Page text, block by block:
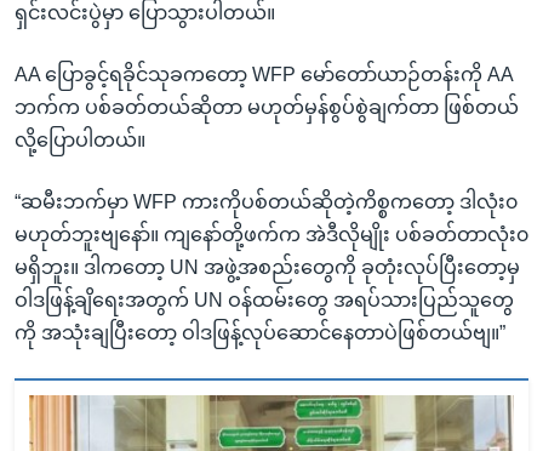
ရှင်းလင်းပွဲမှာ ပြောသွားပါတယ်။
AA ပြောခွင့်ရခိုင်သုခကတော့ WFP မော်တော်ယာဉ်တန်းကို AA
ဘက်က ပစ်ခတ်တယ်ဆိုတာ မဟုတ်မှန်စွပ်စွဲချက်တာ ဖြစ်တယ်
လို့ပြောပါတယ်။
“ဆမီးဘက်မှာ WFP ကားကိုပစ်တယ်ဆိုတဲ့ကိစ္စကတော့ ဒါလုံး၀
မဟုတ်ဘူးဗျနော်။ ကျနော်တို့ဖက်က အဲဒီလိုမျိုး ပစ်ခတ်တာလုံး၀
မရှိဘူး။ ဒါကတော့ UN အဖွဲ့အစည်းတွေကို ခုတုံးလုပ်ပြီးတော့မှ
ဝါဒဖြန့်ချိရေးအတွက် UN ဝန်ထမ်းတွေ အရပ်သားပြည်သူတွေ
ကို အသုံးချပြီးတော့ ဝါဒဖြန့်လုပ်ဆောင်နေတာပဲဖြစ်တယ်ဗျ။”